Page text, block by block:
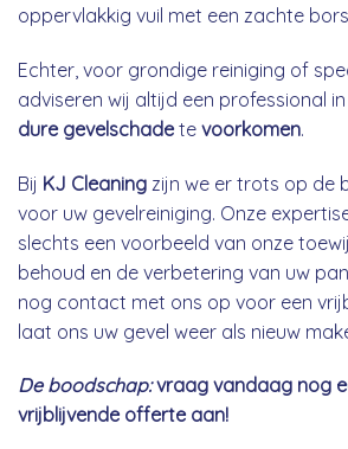
oppervlakkig vuil met een zachte
Echter, voor grondige reiniging of
adviseren wij altijd een professional
dure gevelschadete voorkomen.
Bij KJ Cleaning zijn we er trots op de
voor uw gevelreiniging. Onze
slechts een voorbeeld van onze
behoud en de verbetering van uw
nog contact met ons op voor een
laat ons uw gevel weer als nieuw
De boodschap:vraag vandaag nog
vrijblijvende offerte aan!